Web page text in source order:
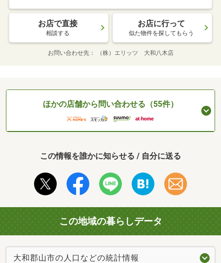
お店で直接
相談する
お店に行って
似た物件を探してもらう
お問い合わせ先 （株）エリッツ 大和八木店
ほかの店舗から問い合わせる（55件）
この情報を誰かに知らせる / 自分に送る
この地域の暮らしデータ
大和郡山市の人口などの統計情報